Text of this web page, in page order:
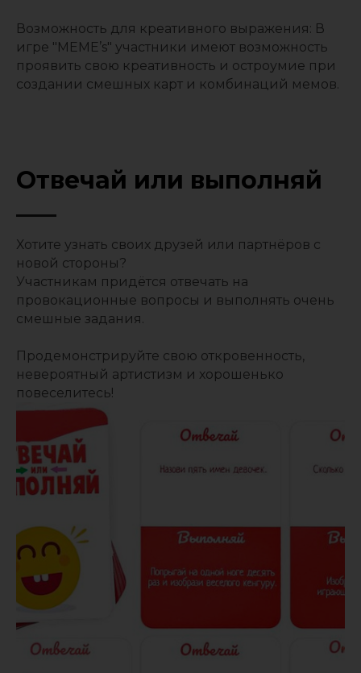
Возможность для креативного выражения: В
игре "MEME’s" участники имеют возможность
проявить свою креативность и остроумие при
создании смешных карт и комбинаций мемов.
Отвечай или выполняй
Хотите узнать своих друзей или партнёров с
новой стороны?
Участникам придётся отвечать на
провокационные вопросы и выполнять очень
смешные задания.
Продемонстрируйте свою откровенность,
невероятный артистизм и хорошенько
повеселитесь!